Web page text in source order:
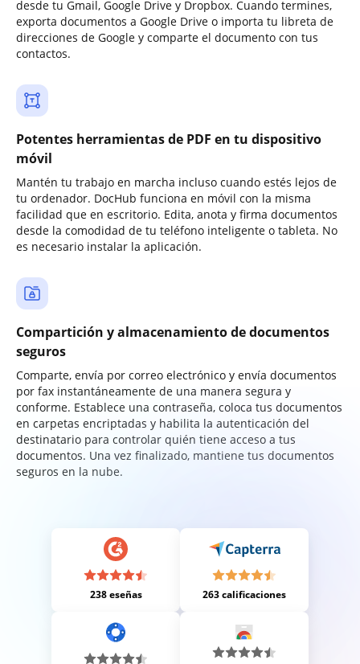
desde tu Gmail, Google Drive y Dropbox. Cuando termines,
exporta documentos a Google Drive o importa tu libreta de
direcciones de Google y comparte el documento con tus
contactos.
Potentes herramientas de PDF en tu dispositivo
móvil
Mantén tu trabajo en marcha incluso cuando estés lejos de
tu ordenador. DocHub funciona en móvil con la misma
facilidad que en escritorio. Edita, anota y firma documentos
desde la comodidad de tu teléfono inteligente o tableta. No
es necesario instalar la aplicación.
Compartición y almacenamiento de documentos
seguros
Comparte, envía por correo electrónico y envía documentos
por fax instantáneamente de una manera segura y
conforme. Establece una contraseña, coloca tus documentos
en carpetas encriptadas y habilita la autenticación del
destinatario para controlar quién tiene acceso a tus
documentos. Una vez finalizado, mantiene tus documentos
seguros en la nube.
238 eseñas 263 calificaciones